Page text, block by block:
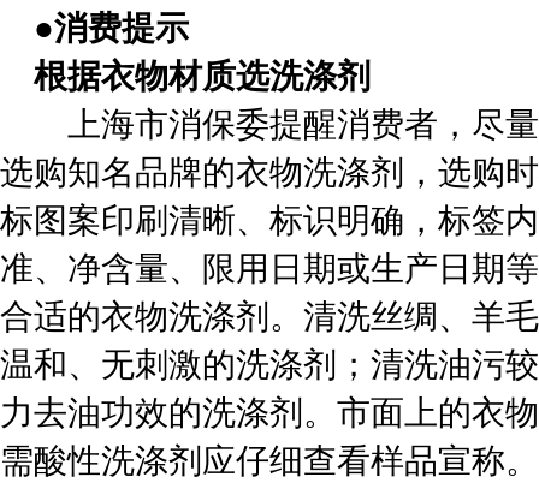
●消费提示
根据衣物材质选洗涤剂
上海市消保委提醒消费者，尽量
选购知名品牌的衣物洗涤剂，选购
标图案印刷清晰、标识明确，标签
准、净含量、限用日期或生产日期
合适的衣物洗涤剂。清洗丝绸、羊
温和、无刺激的洗涤剂；清洗油污
力去油功效的洗涤剂。市面上的衣
需酸性洗涤剂应仔细查看样品宣称。